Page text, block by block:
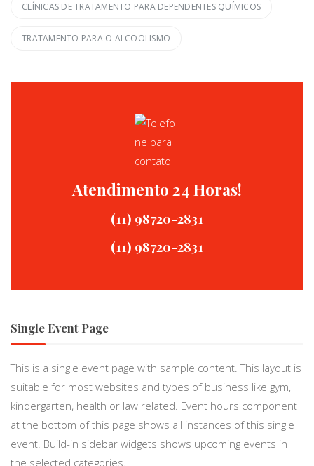
CLÍNICAS DE TRATAMENTO PARA DEPENDENTES QUÍMICOS
TRATAMENTO PARA O ALCOOLISMO
Atendimento 24 Horas!
(11) 98720-2831
(11) 98720-2831
Single Event Page
This is a single event page with sample content. This layout is
suitable for most websites and types of business like gym,
kindergarten, health or law related. Event hours component
at the bottom of this page shows all instances of this single
event. Build-in sidebar widgets shows upcoming events in
the selected categories.